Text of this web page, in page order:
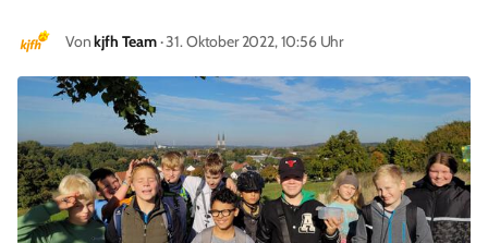
Vonkjfh Team· 31. Oktober 2022, 10:56 Uhr